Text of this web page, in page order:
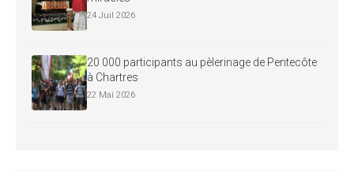
24 Juil 2026
20 000 participants au pèlerinage de Pentecôte
à Chartres
22 Mai 2026